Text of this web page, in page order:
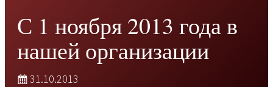
С 1 ноября 2013 года в
нашей организации
31.10.2013